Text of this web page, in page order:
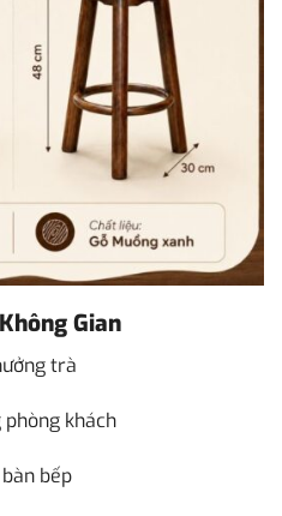
Gian
trà
khách
bếp